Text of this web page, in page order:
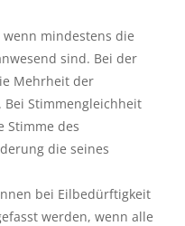
mindestens die
sind. Bei der
Mehrheit der
Stimmengleichheit
Stimme des
die seines
bei Eilbedürftigkeit
werden, wenn alle